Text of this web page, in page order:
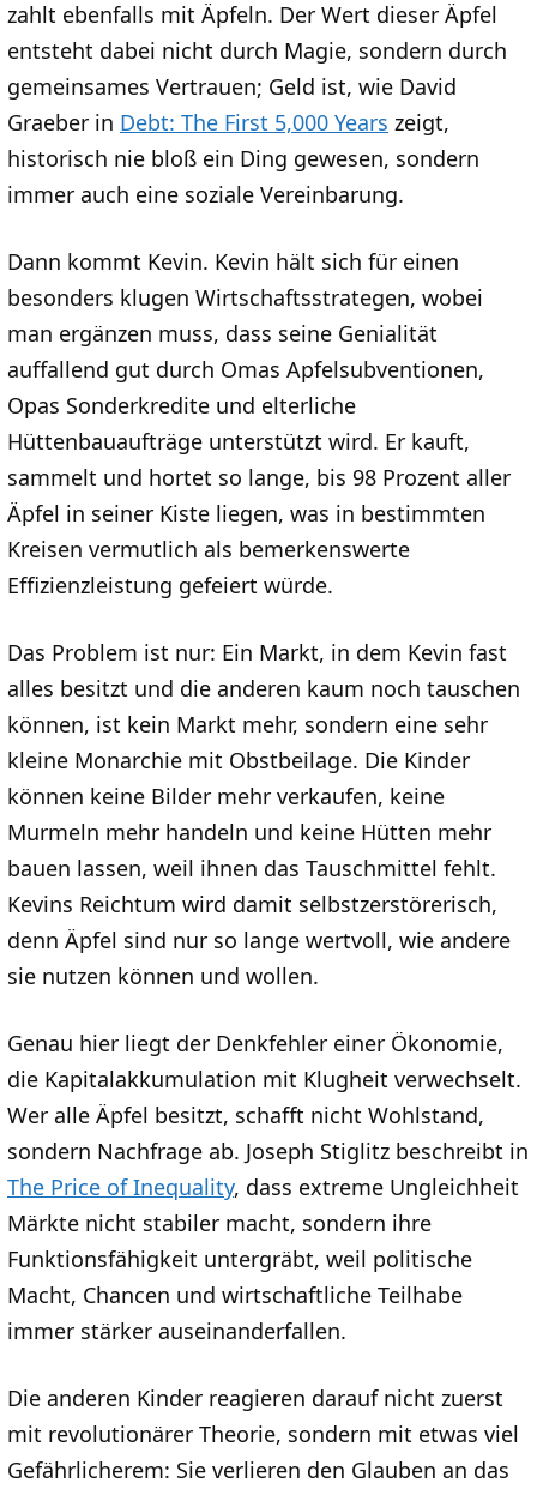
zahlt ebenfalls mit Äpfeln. Der Wert dieser Äpfel
entsteht dabei nicht durch Magie, sondern durch
gemeinsames Vertrauen; Geld ist, wie David
Graeber in Debt: The First 5,000 Years zeigt,
historisch nie bloß ein Ding gewesen, sondern
immer auch eine soziale Vereinbarung.
Dann kommt Kevin. Kevin hält sich für einen
besonders klugen Wirtschaftsstrategen, wobei
man ergänzen muss, dass seine Genialität
auffallend gut durch Omas Apfelsubventionen,
Opas Sonderkredite und elterliche
Hüttenbauaufträge unterstützt wird. Er kauft,
sammelt und hortet so lange, bis 98 Prozent aller
Äpfel in seiner Kiste liegen, was in bestimmten
Kreisen vermutlich als bemerkenswerte
Effizienzleistung gefeiert würde.
Das Problem ist nur: Ein Markt, in dem Kevin fast
alles besitzt und die anderen kaum noch tauschen
können, ist kein Markt mehr, sondern eine sehr
kleine Monarchie mit Obstbeilage. Die Kinder
können keine Bilder mehr verkaufen, keine
Murmeln mehr handeln und keine Hütten mehr
bauen lassen, weil ihnen das Tauschmittel fehlt.
Kevins Reichtum wird damit selbstzerstörerisch,
denn Äpfel sind nur so lange wertvoll, wie andere
sie nutzen können und wollen.
Genau hier liegt der Denkfehler einer Ökonomie,
die Kapitalakkumulation mit Klugheit verwechselt.
Wer alle Äpfel besitzt, schafft nicht Wohlstand,
sondern Nachfrage ab. Joseph Stiglitz beschreibt in
The Price of Inequality, dass extreme Ungleichheit
Märkte nicht stabiler macht, sondern ihre
Funktionsfähigkeit untergräbt, weil politische
Macht, Chancen und wirtschaftliche Teilhabe
immer stärker auseinanderfallen.
Die anderen Kinder reagieren darauf nicht zuerst
mit revolutionärer Theorie, sondern mit etwas viel
Gefährlicherem: Sie verlieren den Glauben an das